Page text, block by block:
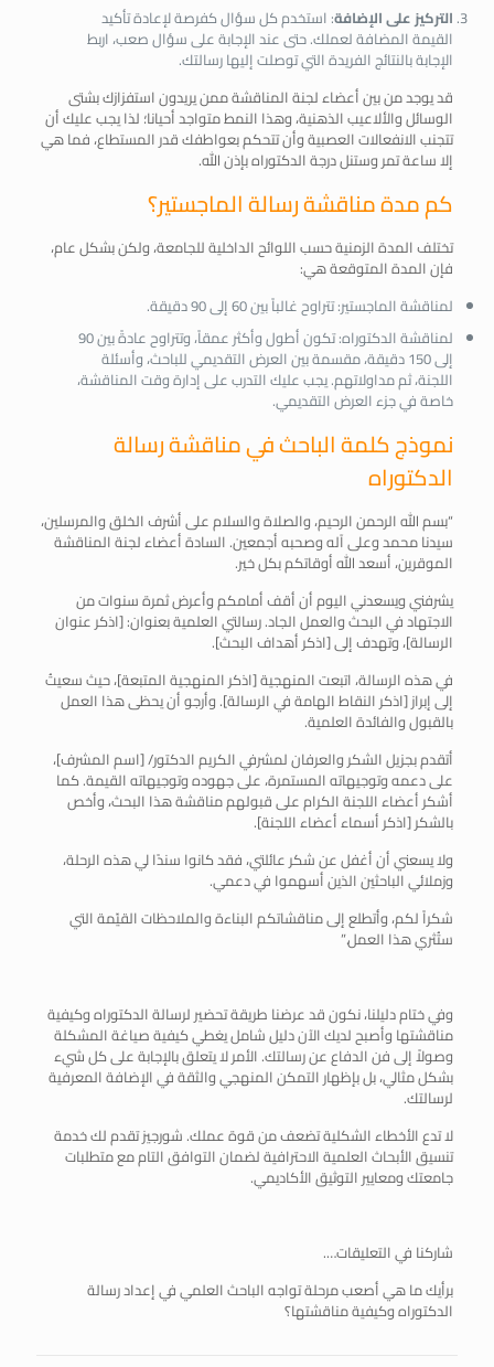
التركيز على الإضافة: استخدم كل سؤال كفرصة لإعادة تأكيد
القيمة المضافة لعملك. حتى عند الإجابة على سؤال صعب، اربط
الإجابة بالنتائج الفريدة التي توصلت إليها رسالتك.
قد يوجد من بين أعضاء لجنة المناقشة ممن يريدون استفزازك بشتى
الوسائل والألاعيب الذهنية، وهذا النمط متواجد أحيانا؛ لذا يجب عليك أن
تتجنب الانفعالات العصبية وأن تتحكم بعواطفك قدر المستطاع، فما هي
إلا ساعة تمر وستنل درجة الدكتوراه بإذن الله.
كم مدة مناقشة رسالة الماجستير؟
تختلف المدة الزمنية حسب اللوائح الداخلية للجامعة، ولكن بشكل عام،
فإن المدة المتوقعة هي:
لمناقشة الماجستير: تتراوح غالباً بين 60 إلى 90 دقيقة.
لمناقشة الدكتوراه: تكون أطول وأكثر عمقاً، وتتراوح عادةً بين 90
إلى 150 دقيقة، مقسمة بين العرض التقديمي للباحث، وأسئلة
اللجنة، ثم مداولاتهم. يجب عليك التدرب على إدارة وقت المناقشة،
خاصة في جزء العرض التقديمي.
نموذج كلمة الباحث في مناقشة رسالة
الدكتوراه
“بسم الله الرحمن الرحيم، والصلاة والسلام على أشرف الخلق والمرسلين،
سيدنا محمد وعلى آله وصحبه أجمعين. السادة أعضاء لجنة المناقشة
الموقرين، أسعد الله أوقاتكم بكل خير.
يشرفني ويسعدني اليوم أن أقف أمامكم وأعرض ثمرة سنوات من
الاجتهاد في البحث والعمل الجاد. رسالتي العلمية بعنوان: [اذكر عنوان
الرسالة]، وتهدف إلى [اذكر أهداف البحث].
في هذه الرسالة، اتبعت المنهجية [اذكر المنهجية المتبعة]، حيث سعيتُ
إلى إبراز [اذكر النقاط الهامة في الرسالة]. وأرجو أن يحظى هذا العمل
بالقبول والفائدة العلمية.
أتقدم بجزيل الشكر والعرفان لمشرفي الكريم الدكتور/ [اسم المشرف]،
على دعمه وتوجيهاته المستمرة، على جهوده وتوجيهاته القيمة. كما
أشكر أعضاء اللجنة الكرام على قبولهم مناقشة هذا البحث، وأخص
بالشكر [اذكر أسماء أعضاء اللجنة].
ولا يسعني أن أغفل عن شكر عائلتي، فقد كانوا سندًا لي هذه الرحلة،
وزملائي الباحثين الذين أسهموا في دعمي.
شكراً لكم، وأتطلع إلى مناقشاتكم البناءة والملاحظات القيّمة التي
ستُثري هذا العمل.”
وفي ختام دليلنا، نكون قد عرضنا طريقة تحضير لرسالة الدكتوراه وكيفية
مناقشتها وأصبح لديك الآن دليل شامل يغطي كيفية صياغة المشكلة
وصولاً إلى فن الدفاع عن رسالتك. الأمر لا يتعلق بالإجابة على كل شيء
بشكل مثالي، بل بإظهار التمكن المنهجي والثقة في الإضافة المعرفية
لرسالتك.
لا تدع الأخطاء الشكلية تضعف من قوة عملك. شورجيز تقدم لك خدمة
تنسيق الأبحاث العلمية الاحترافية لضمان التوافق التام مع متطلبات
جامعتك ومعايير التوثيق الأكاديمي.
شاركنا في التعليقات….
برأيك ما هي أصعب مرحلة تواجه الباحث العلمي في إعداد رسالة
الدكتوراه وكيفية مناقشتها؟